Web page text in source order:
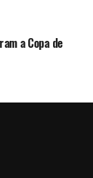
a Copa de